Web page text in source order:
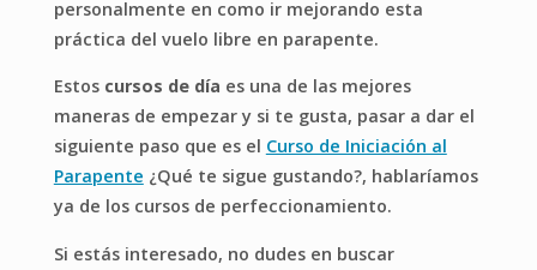
personalmente en como ir mejorando esta
práctica del vuelo libre en parapente.
Estos cursos de día es una de las mejores
maneras de empezar y si te gusta, pasar a dar el
siguiente paso que es el Curso de Iniciación al
Parapente ¿Qué te sigue gustando?, hablaríamos
ya de los cursos de perfeccionamiento.
Si estás interesado, no dudes en buscar